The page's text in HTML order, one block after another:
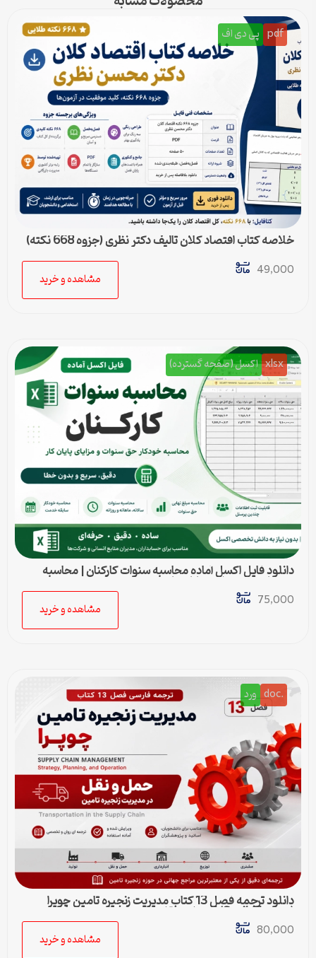
pdf پی دی اف
خلاصه کتاب اقتصاد کلان تالیف دکتر نظری (جزوه 668 نکته)
49,000
مشاهده و خرید
xlsx اکسل (صفحه گسترده)
دانلود فایل اکسل آماده محاسبه سنوات کارکنان | محاسبه
خودکار حق سنوات و پایان کار
75,000
مشاهده و خرید
.doc ورد
دانلود ترجمه فصل 13 کتاب مدیریت زنجیره تامین چوپرا
(Sunil Chopra) | حمل و نقل در زنجیره تامین
80,000
مشاهده و خرید